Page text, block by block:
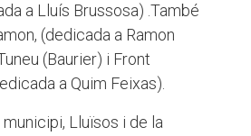
a Lluís Brussosa) .També
(dedicada a Ramon
(Baurier) i Front
a Quim Feixas).
Lluïsos i de la